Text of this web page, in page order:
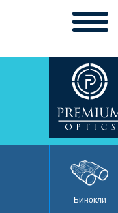
Бинокли